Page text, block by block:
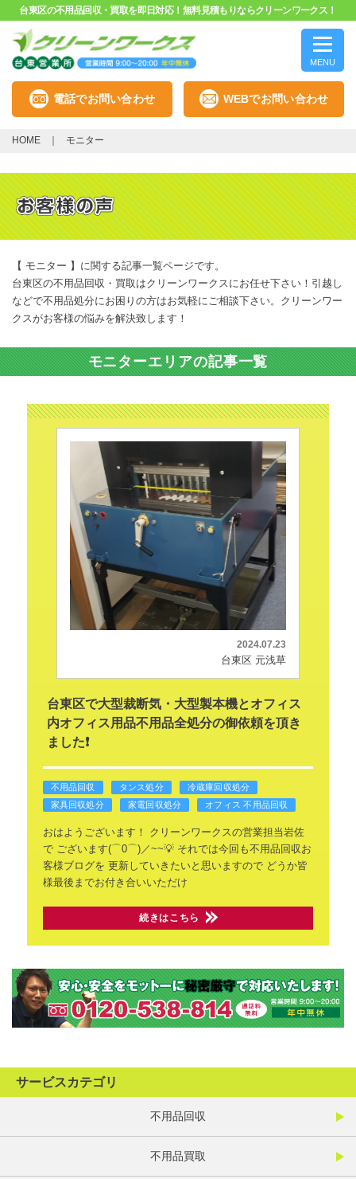
台東区の不用品回収・買取を即日対応！無料見積もりならクリーンワークス！
MENU
電話でお問い合わせ WEBでお問い合わせ
HOME モニター
【 モニター 】に関する記事一覧ページです。
台東区の不用品回収・買取はクリーンワークスにお任せ下さい！引越し
などで不用品処分にお困りの方はお気軽にご相談下さい。クリーンワー
クスがお客様の悩みを解決致します！
モニターエリアの記事一覧
2024.07.23
台東区 元浅草
台東区で大型裁断気・大型製本機とオフィス
内オフィス用品不用品全処分の御依頼を頂き
ました❗
不用品回収 タンス処分
冷蔵庫回収処分
家具回収処分
家電回収処分 オフィス 不用品回収
おはようございます！
クリーンワークスの営業担当岩佐
でございます(⌒0⌒)／~~💡 それでは今回も不用品回収お
客様ブログを 更新していきたいと思いますのでどうか皆
様最後までお付き合いいただけ
続きはこちら
サービスカテゴリ
不用品回収
不用品買取